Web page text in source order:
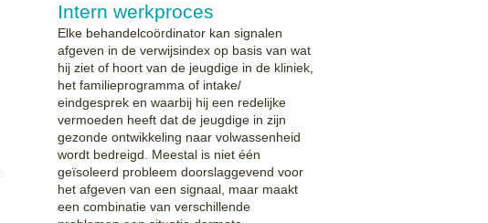
Intern werkproces
Elke behandelcoördinator kan signalen
afgeven in de verwijsindex op basis van wat
hij ziet of hoort van de jeugdige in de kliniek,
het familieprogramma of intake/
eindgesprek en waarbij hij een redelijke
vermoeden heeft dat de jeugdige in zijn
gezonde ontwikkeling naar volwassenheid
wordt bedreigd. Meestal is niet één
geïsoleerd probleem doorslaggevend voor
het afgeven van een signaal, maar maakt
een combinatie van verschillende